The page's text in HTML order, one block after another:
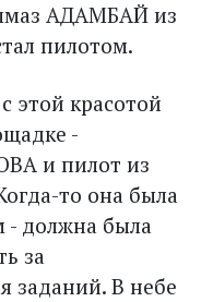
АДАМБАЙ из
пилотом.
этой красотой
-
и пилот из
то она была
- должна была
за
заданий. В небе